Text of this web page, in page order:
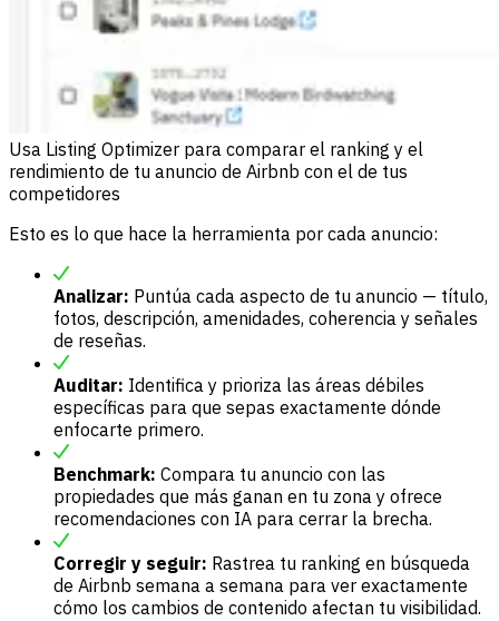
Usa Listing Optimizer para comparar el ranking y el
rendimiento de tu anuncio de Airbnb con el de tus
competidores
Esto es lo que hace la herramienta por cada anuncio:
Analizar: Puntúa cada aspecto de tu anuncio — título,
fotos, descripción, amenidades, coherencia y señales
de reseñas.
Auditar: Identifica y prioriza las áreas débiles
específicas para que sepas exactamente dónde
enfocarte primero.
Benchmark: Compara tu anuncio con las
propiedades que más ganan en tu zona y ofrece
recomendaciones con IA para cerrar la brecha.
Corregir y seguir: Rastrea tu ranking en búsqueda
de Airbnb semana a semana para ver exactamente
cómo los cambios de contenido afectan tu visibilidad.